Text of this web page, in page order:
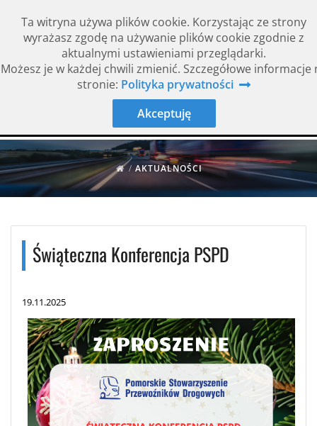
Rok założenia 1994 ISO 9001
/AKTUALNOŚCI
Świąteczna Konferencja PSPD
19.11.2025
Ta witryna używa plików cookie. Korzystając ze strony
wyrażasz zgodę na używanie plików cookie zgodnie z
aktualnymi ustawieniami przeglądarki.
Możesz je w każdej chwili zmienić. Szczegółowe informacje
stronie: Polityka prywatności
Akceptuję